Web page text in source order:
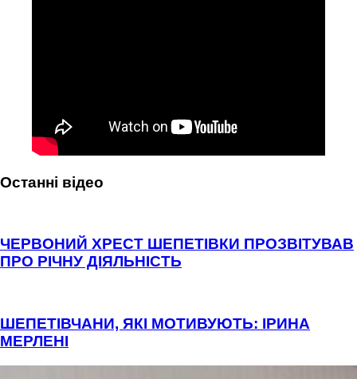
Останні відео
ЧЕРВОНИЙ ХРЕСТ ШЕПЕТІВКИ ПРОЗВІТУВАВ
ПРО РІЧНУ ДІЯЛЬНІСТЬ
ШЕПЕТІВЧАНИ, ЯКІ МОТИВУЮТЬ: ІРИНА
МЕРЛЕНІ